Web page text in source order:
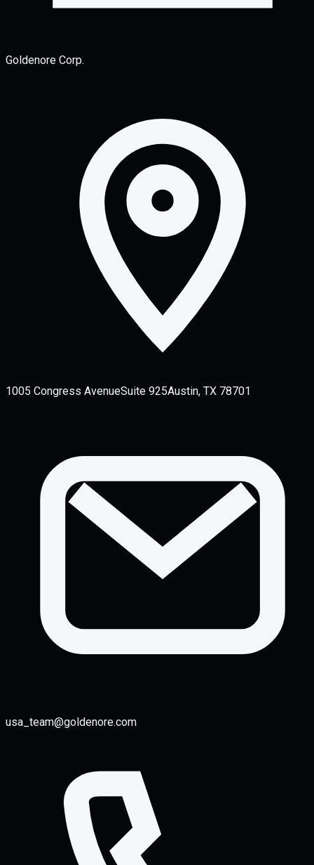
Goldenore Corp.
1005 Congress AvenueSuite 925Austin, TX 78701
usa_team@goldenore.com